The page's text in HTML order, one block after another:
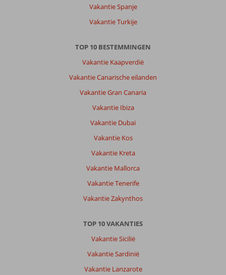
Vakantie Spanje
Vakantie Turkije
TOP 10 BESTEMMINGEN
Vakantie Kaapverdië
Vakantie Canarische eilanden
Vakantie Gran Canaria
Vakantie Ibiza
Vakantie Dubai
Vakantie Kos
Vakantie Kreta
Vakantie Mallorca
Vakantie Tenerife
Vakantie Zakynthos
TOP 10 VAKANTIES
Vakantie Sicilië
Vakantie Sardinië
Vakantie Lanzarote